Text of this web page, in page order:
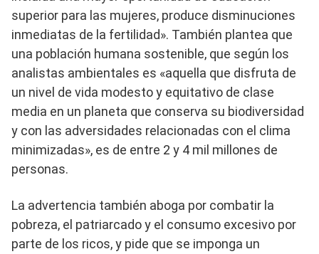
superior para las mujeres, produce disminuciones
inmediatas de la fertilidad». También plantea que
una población humana sostenible, que según los
analistas ambientales es «aquella que disfruta de
un nivel de vida modesto y equitativo de clase
media en un planeta que conserva su biodiversidad
y con las adversidades relacionadas con el clima
minimizadas», es de entre 2 y 4 mil millones de
personas.
La advertencia también aboga por combatir la
pobreza, el patriarcado y el consumo excesivo por
parte de los ricos, y pide que se imponga un